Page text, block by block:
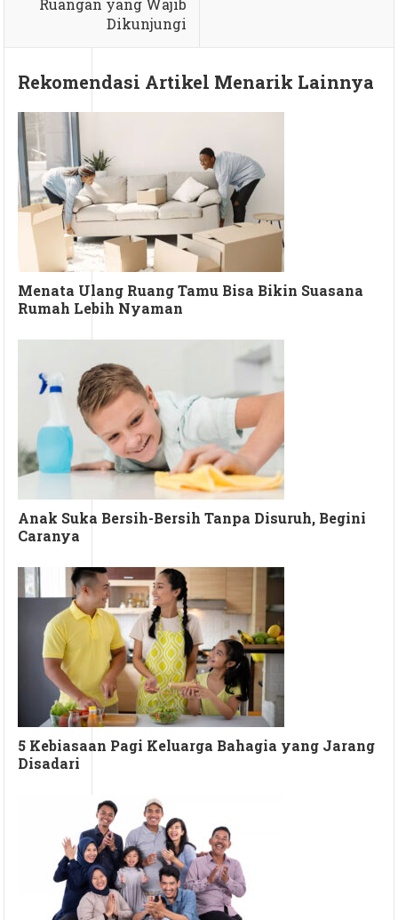
Dikunjungi
Rekomendasi Artikel Menarik Lainnya
Menata Ulang Ruang Tamu Bisa Bikin Suasana
Rumah Lebih Nyaman
Anak Suka Bersih-Bersih Tanpa Disuruh, Begini
Caranya
5 Kebiasaan Pagi Keluarga Bahagia yang Jarang
Disadari